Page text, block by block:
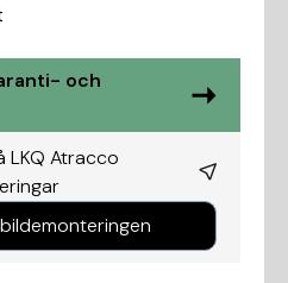
och
LKQ Atracco